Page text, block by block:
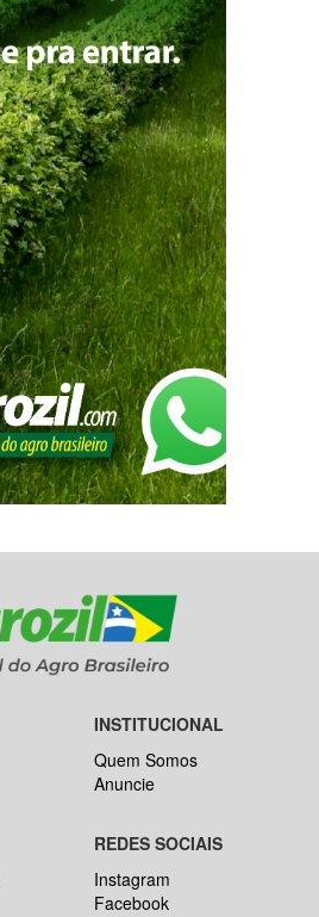
INSTITUCIONAL
Quem Somos
Anuncie
REDES SOCIAIS
Instagram
Facebook